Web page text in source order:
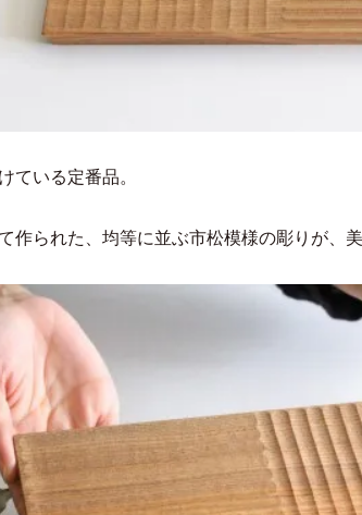
ている定番品。
作られた、均等に並ぶ市松模様の彫りが、